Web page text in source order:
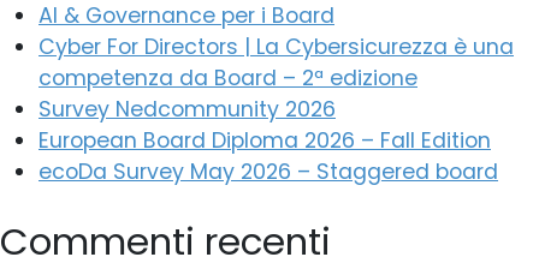
AI & Governance per i Board
Cyber For Directors | La Cybersicurezza è una
competenza da Board – 2ª edizione
Survey Nedcommunity 2026
European Board Diploma 2026 – Fall Edition
ecoDa Survey May 2026 – Staggered board
Commenti recenti